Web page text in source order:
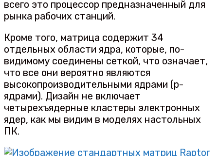
всего это процессор предназначенный для
рынка рабочих станций.
Кроме того, матрица содержит 34
отдельных области ядра, которые, по-
видимому соединены сеткой, что означает,
что все они вероятно являются
высокопроизводительными ядрами (p-
ядрами). Дизайн не включает
четырехъядерные кластеры электронных
ядер, как мы видим в моделях настольных
ПК.